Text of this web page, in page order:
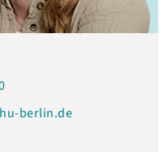
berlin.de